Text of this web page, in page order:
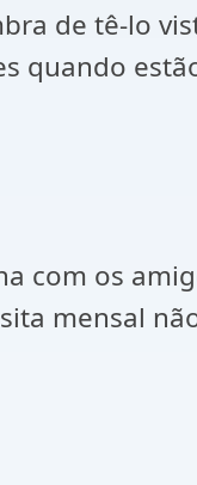
de tê-lo
quando
com os
mensal